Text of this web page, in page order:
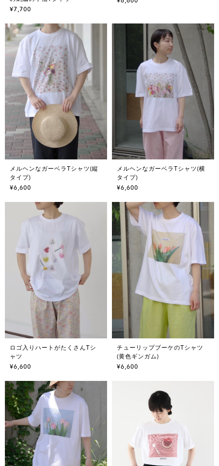
¥7,700
メルヘンなガーベラTシャツ(縦
タイプ)
¥6,600
メルヘンなガーベラTシャツ(横
タイプ)
¥6,600
ロゴ入りハートがたくさんTシ
ャツ
¥6,600
チューリップブーケのTシャツ
(黄色ギンガム)
¥6,600